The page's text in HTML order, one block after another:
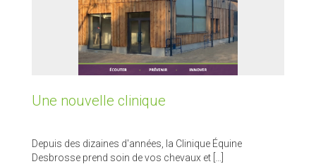
Une nouvelle clinique
Depuis des dizaines d'années, la Clinique Équine
Desbrosse prend soin de vos chevaux et […]